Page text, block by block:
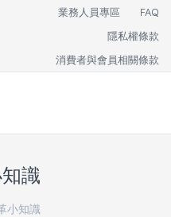
業務人員專區
FAQ
隱私權條款
消費者與會員相關條款
識
小知識